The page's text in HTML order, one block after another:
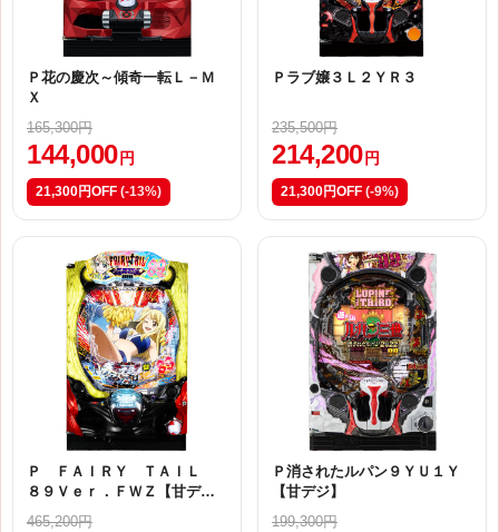
Ｐ花の慶次～傾奇一転Ｌ－Ｍ
Ｘ
165,300円
144,000 円
21,300円OFF (-13%)
Ｐラブ嬢３Ｌ２ＹＲ３
235,500円
214,200 円
21,300円OFF (-9%)
Ｐ ＦＡＩＲＹ ＴＡＩＬ
８９Ｖｅｒ．ＦＷＺ【甘デ
465,200円
Ｐ消されたルパン９ＹＵ１Ｙ
【甘デジ】
199,300円